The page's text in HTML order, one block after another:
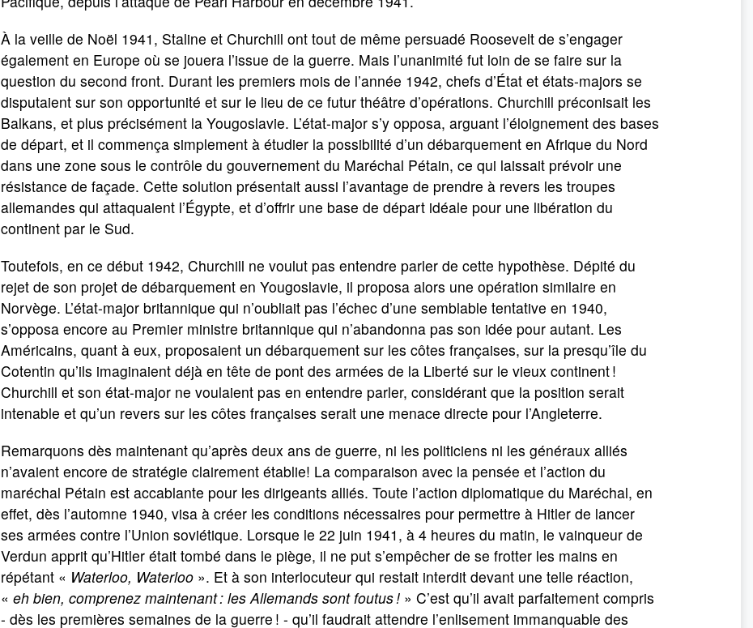
À la veille de Noël 1941, Staline et Churchill ont tout de même persuadé Roosevelt de s’engager
également en Europe où se jouera l’issue de la guerre. Mais l’unanimité fut loin de se faire sur la
question du second front. Durant les premiers mois de l’année 1942, chefs d’État et états-majors se
disputaient sur son opportunité et sur le lieu de ce futur théâtre d’opérations. Churchill préconisait les
Balkans, et plus précisément la Yougoslavie. L’état-major s’y opposa, arguant l’éloignement des bases
de départ, et il commença simplement à étudier la possibilité d’un débarquement en Afrique du Nord
dans une zone sous le contrôle du gouvernement du Maréchal Pétain, ce qui laissait prévoir une
résistance de façade. Cette solution présentait aussi l’avantage de prendre à revers les troupes
allemandes qui attaquaient l’Égypte, et d’offrir une base de départ idéale pour une libération du
continent par le Sud.
Toutefois, en ce début 1942, Churchill ne voulut pas entendre parler de cette hypothèse. Dépité du
rejet de son projet de débarquement en Yougoslavie, il proposa alors une opération similaire en
Norvège. L’état-major britannique qui n’oubliait pas l’échec d’une semblable tentative en 1940,
s’opposa encore au Premier ministre britannique qui n’abandonna pas son idée pour autant. Les
Américains, quant à eux, proposaient un débarquement sur les côtes françaises, sur la presqu’île du
Cotentin qu’ils imaginaient déjà en tête de pont des armées de la Liberté sur le vieux continent !
Churchill et son état-major ne voulaient pas en entendre parler, considérant que la position serait
intenable et qu’un revers sur les côtes françaises serait une menace directe pour l’Angleterre.
Remarquons dès maintenant qu’après deux ans de guerre, ni les politiciens ni les généraux alliés
n’avaient encore de stratégie clairement établie! La comparaison avec la pensée et l’action du
maréchal Pétain est accablante pour les dirigeants alliés. Toute l’action diplomatique du Maréchal, en
effet, dès l’automne 1940, visa à créer les conditions nécessaires pour permettre à Hitler de lancer
ses armées contre l’Union soviétique. Lorsque le 22 juin 1941, à 4 heures du matin, le vainqueur de
Verdun apprit qu’Hitler était tombé dans le piège, il ne put s’empêcher de se frotter les mains en
répétant « Waterloo, Waterloo ». Et à son interlocuteur qui restait interdit devant une telle réaction,
« eh bien, comprenez maintenant : les Allemands sont foutus ! » C’est qu’il avait parfaitement compris
- dès les premières semaines de la guerre ! - qu’il faudrait attendre l’enlisement immanquable des